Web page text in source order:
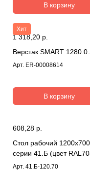
В корзину
Хит
1 318,20 р.
Верстак SMART
Арт. ER-00008614
В корзину
608,28 р.
Стол рабочий
серии 41.Б (цвет
Арт. 41.Б-120.70